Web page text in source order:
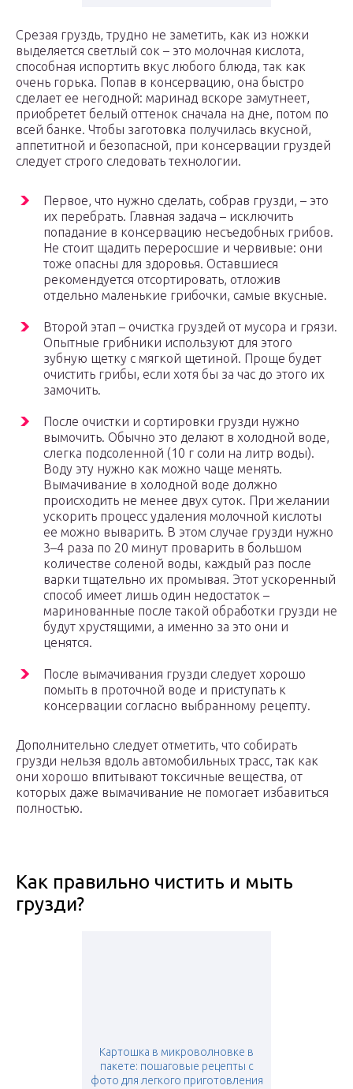
Срезая груздь, трудно не заметить, как из ножки
выделяется светлый сок – это молочная кислота,
способная испортить вкус любого блюда, так как
очень горька. Попав в консервацию, она быстро
сделает ее негодной: маринад вскоре замутнеет,
приобретет белый оттенок сначала на дне, потом по
всей банке. Чтобы заготовка получилась вкусной,
аппетитной и безопасной, при консервации груздей
следует строго следовать технологии.
Первое, что нужно сделать, собрав грузди, – это
их перебрать. Главная задача – исключить
попадание в консервацию несъедобных грибов.
Не стоит щадить переросшие и червивые: они
тоже опасны для здоровья. Оставшиеся
рекомендуется отсортировать, отложив
отдельно маленькие грибочки, самые вкусные.
Второй этап – очистка груздей от мусора и грязи.
Опытные грибники используют для этого
зубную щетку с мягкой щетиной. Проще будет
очистить грибы, если хотя бы за час до этого их
замочить.
После очистки и сортировки грузди нужно
вымочить. Обычно это делают в холодной воде,
слегка подсоленной (10 г соли на литр воды).
Воду эту нужно как можно чаще менять.
Вымачивание в холодной воде должно
происходить не менее двух суток. При желании
ускорить процесс удаления молочной кислоты
ее можно выварить. В этом случае грузди нужно
3–4 раза по 20 минут проварить в большом
количестве соленой воды, каждый раз после
варки тщательно их промывая. Этот ускоренный
способ имеет лишь один недостаток –
маринованные после такой обработки грузди не
будут хрустящими, а именно за это они и
ценятся.
После вымачивания грузди следует хорошо
помыть в проточной воде и приступать к
консервации согласно выбранному рецепту.
Дополнительно следует отметить, что собирать
грузди нельзя вдоль автомобильных трасс, так как
они хорошо впитывают токсичные вещества, от
которых даже вымачивание не помогает избавиться
полностью.
Как правильно чистить и мыть
грузди?
Картошка в микроволновке в
пакете: пошаговые рецепты с
фото для легкого приготовления